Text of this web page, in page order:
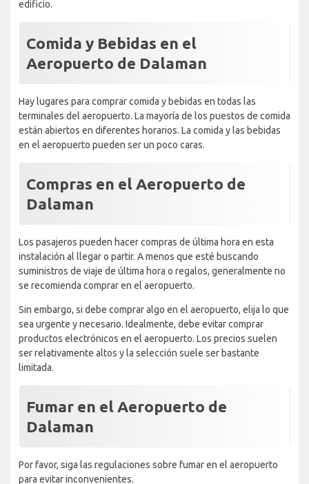
edificio.
Comida y Bebidas en el
Aeropuerto de Dalaman
Hay lugares para comprar comida y bebidas en todas las
terminales del aeropuerto. La mayoría de los puestos de comida
están abiertos en diferentes horarios. La comida y las bebidas
en el aeropuerto pueden ser un poco caras.
Compras en el Aeropuerto de
Dalaman
Los pasajeros pueden hacer compras de última hora en esta
instalación al llegar o partir. A menos que esté buscando
suministros de viaje de última hora o regalos, generalmente no
se recomienda comprar en el aeropuerto.
Sin embargo, si debe comprar algo en el aeropuerto, elija lo que
sea urgente y necesario. Idealmente, debe evitar comprar
productos electrónicos en el aeropuerto. Los precios suelen
ser relativamente altos y la selección suele ser bastante
limitada.
Fumar en el Aeropuerto de
Dalaman
Por favor, siga las regulaciones sobre fumar en el aeropuerto
para evitar inconvenientes.